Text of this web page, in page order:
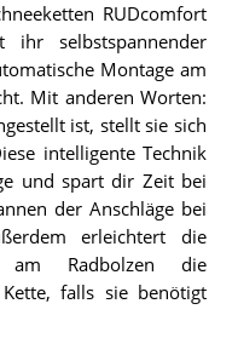
RUDcomfort
ihr selbstspannender
Montage am
Mit anderen Worten:
ist, stellt sie sich
intelligente Technik
und spart dir Zeit bei
der Anschläge bei
erleichtert die
am Radbolzen die
falls sie benötigt